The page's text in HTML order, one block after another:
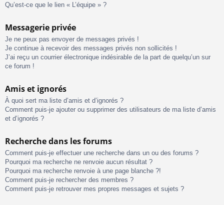
Qu’est-ce que le lien « L’équipe » ?
Messagerie privée
Je ne peux pas envoyer de messages privés !
Je continue à recevoir des messages privés non sollicités !
J’ai reçu un courrier électronique indésirable de la part de quelqu’un sur
ce forum !
Amis et ignorés
À quoi sert ma liste d’amis et d’ignorés ?
Comment puis-je ajouter ou supprimer des utilisateurs de ma liste d’amis
et d’ignorés ?
Recherche dans les forums
Comment puis-je effectuer une recherche dans un ou des forums ?
Pourquoi ma recherche ne renvoie aucun résultat ?
Pourquoi ma recherche renvoie à une page blanche ?!
Comment puis-je rechercher des membres ?
Comment puis-je retrouver mes propres messages et sujets ?